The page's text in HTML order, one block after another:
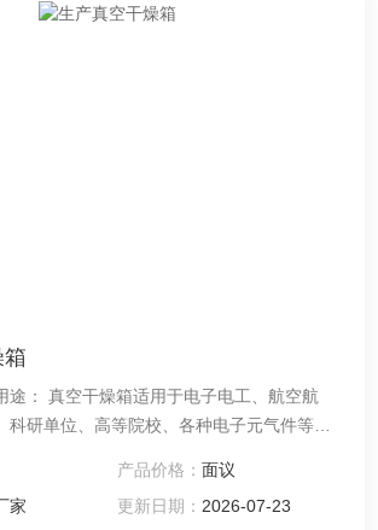
电工、航空航
科研单位、高等院校、各种电子元气件等相
检测其各性能指标。
产品价格： 面议
家 更新日期： 2026-07-23